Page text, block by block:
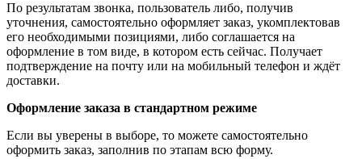
По результатам звонка, пользователь либо, получив
уточнения, самостоятельно оформляет заказ, укомплектовав
его необходимыми позициями, либо соглашается на
оформление в том виде, в котором есть сейчас. Получает
подтверждение на почту или на мобильный телефон и ждёт
доставки.
Оформление заказа в стандартном режиме
Если вы уверены в выборе, то можете самостоятельно
оформить заказ, заполнив по этапам всю форму.